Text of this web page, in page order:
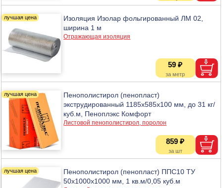
Изоляция Изолар фольгированный ЛМ 02,
ширина 1 м
Отражающая изоляция
59 ₽
Пенополистирол (пенопласт)
экструдированный 1185х585х100 мм, до 31 кг/
куб.м, Пеноплэкс Комфорт
Листовой пенополистирол, поролон
859 ₽
Пенополистирол (пенопласт) ППС10 ТУ
50х1000х1000 мм, 1 кв.м/0,05 куб.м